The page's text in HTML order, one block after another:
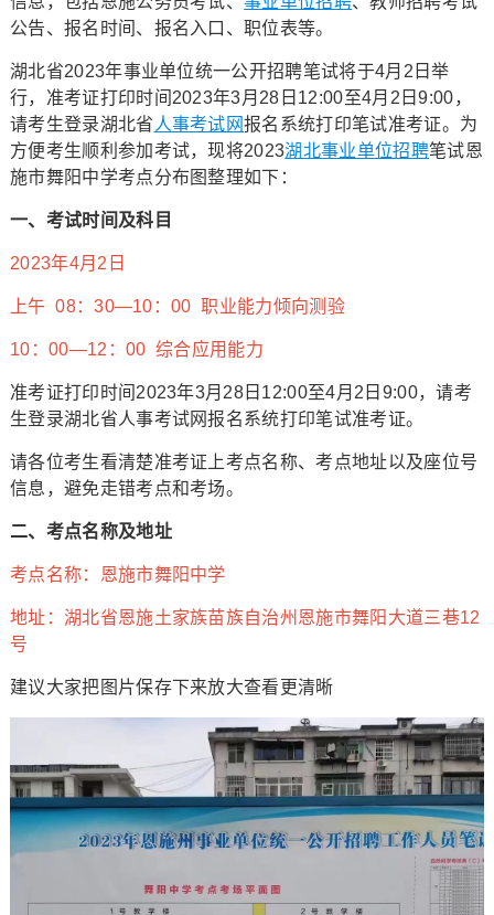
公告、报名时间、报名入口、职位表等。
湖北省2023年事业单位统一公开招聘笔试将于4月2日举
行，准考证打印时间2023年3月28日12:00至4月2日9:00，
请考生登录湖北省 人事考试网报名系统打印笔试准考证。为
方便考生顺利参加考试，现将2023湖北事业单位招聘笔试恩
施市舞阳中学考点分布图整理如下：
一、考试时间及科目
2023年4月2日
上午 08：30—10：00 职业能力倾向测验
10：00—12：00 综合应用能力
准考证打印时间2023年3月28日12:00至4月2日9:00，请考
生登录湖北省人事考试网报名系统打印笔试准考证。
请各位考生看清楚准考证上考点名称、考点地址以及座位号
信息，避免走错考点和考场。
二、考点名称及地址
考点名称：恩施市舞阳中学
地址：湖北省恩施土家族苗族自治州恩施市舞阳大道三巷12
号
建议大家把图片保存下来放大查看更清晰